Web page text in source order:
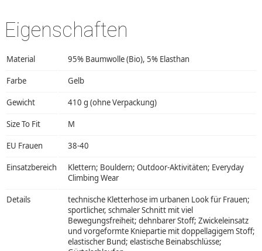
Eigenschaften
Material 95% Baumwolle (Bio), 5% Elasthan
Farbe Gelb
Gewicht 410 g (ohne Verpackung)
Size To Fit M
EU Frauen 38-40
Einsatzbereich
Klettern; Bouldern; Outdoor-Aktivitäten; Everyday
Climbing Wear
Details
technische Kletterhose im urbanen Look für Frauen;
sportlicher, schmaler Schnitt mit viel
Bewegungsfreiheit; dehnbarer Stoff; Zwickeleinsatz
und vorgeformte Kniepartie mit doppellagigem Stoff;
elastischer Bund; elastische Beinabschlüsse;